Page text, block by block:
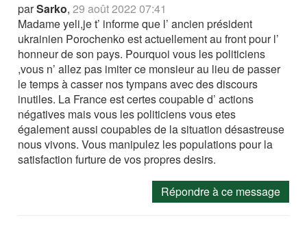
parSarko,29 août 2022 07:41
Madame yeli,je t’ informe que l’ ancien président
ukrainien Porochenko est actuellement au front pour l’
honneur de son pays. Pourquoi vous les politiciens
,vous n’ allez pas imiter ce monsieur au lieu de passer
le temps à casser nos tympans avec des discours
inutiles. La France est certes coupable d’ actions
négatives mais vous les politiciens vous etes
également aussi coupables de la situation désastreuse
nous vivons. Vous manipulez les populations pour la
satisfaction furture de vos propres desirs.
Répondre à ce message